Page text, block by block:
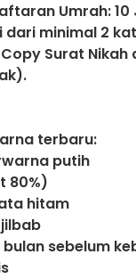
Umrah: 10
minimal 2
Surat
terbaru:
putih
80%)
hitam
sebelum